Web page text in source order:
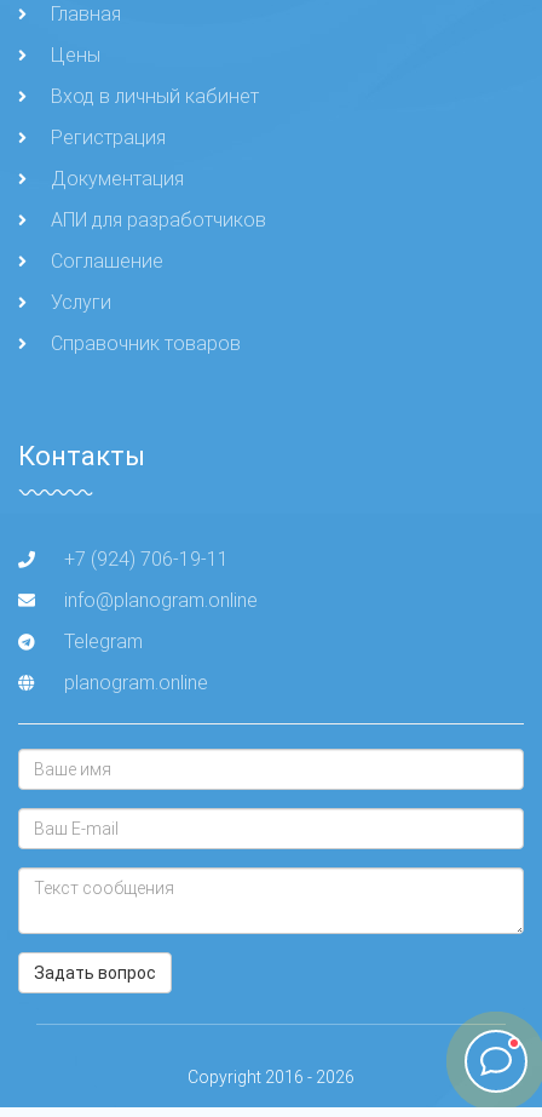
Главная
Цены
Вход в личный кабинет
Регистрация
Документация
АПИ для разработчиков
Соглашение
Услуги
Справочник товаров
Контакты
+7 (924) 706-19-11
info@planogram.online
Telegram
planogram.online
Задать вопрос
Copyright 2016 - 2026